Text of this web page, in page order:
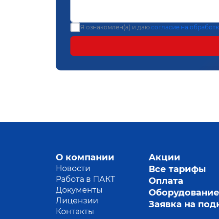
Я ознакомлен(а) и даю согласие на
О компании
Новости
Работа в ПАКТ
Документы
Лицензии
Контакты
Акции
Все тарифы
Оплата
Оборудование
Заявка на